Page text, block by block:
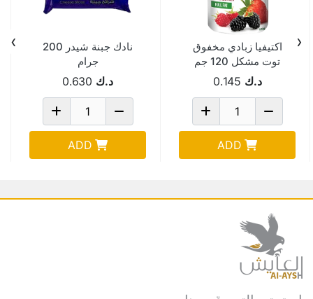
اكتيفيا زبادي مخفوق
توت مشكل 120 جم
د.ك 0.145
ADD
نادك جبنة شيدر 200
جرام
د.ك 0.630
ADD
‹
›